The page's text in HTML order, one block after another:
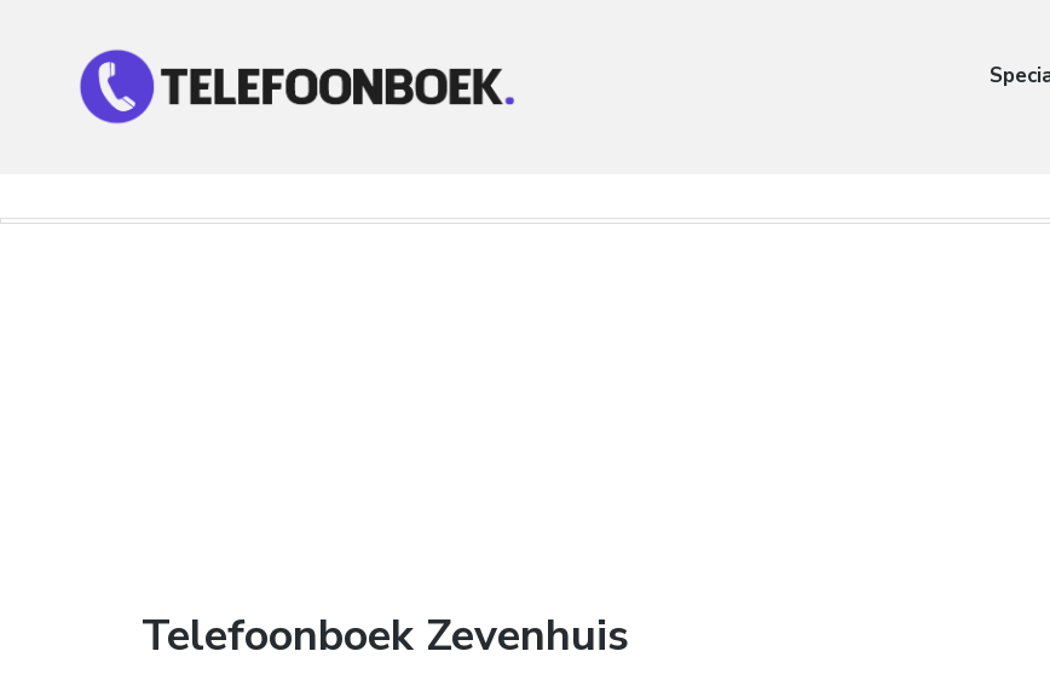
Telefoonboek Zevenhuis